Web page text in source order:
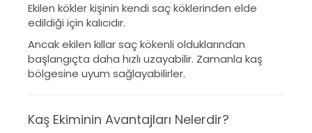
Ekilen kökler kişinin kendi saç köklerinden elde
edildiği için kalıcıdır.
Ancak ekilen kıllar saç kökenli olduklarından
başlangıçta daha hızlı uzayabilir. Zamanla kaş
bölgesine uyum sağlayabilirler.
Kaş Ekiminin Avantajları Nelerdir?